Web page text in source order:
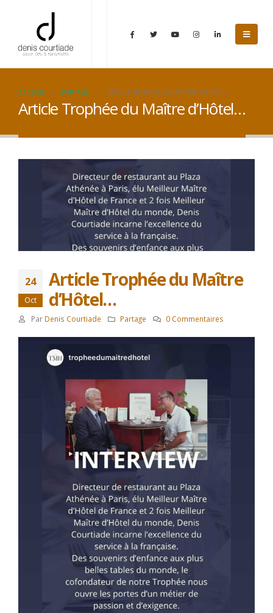
ACCUEIL PARTAGE ARTICLE TROPHÉE DU MAÎTRE D’HÔTEL…
Article Trophée du Maître d’Hôtel…
24
Oct
Article Trophée du Maître
d’Hôtel…
Par Denis Courtiade Partage 0 Commentaires